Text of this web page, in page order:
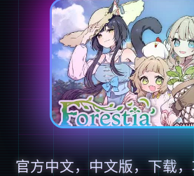
官方中文，中文版，下载